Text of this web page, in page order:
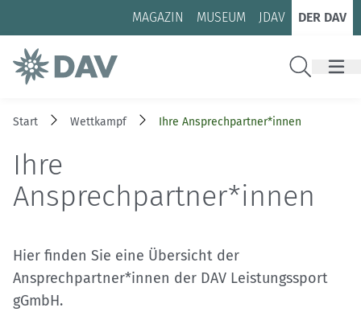
Zum Inhalt
Zur Footer-Navigation
MAGAZIN MUSEUM JDAV DER DAV
Start Wettkampf Ihre Ansprechpartner*innen
Ihre
Ansprechpartner*innen
Hier finden Sie eine Übersicht der
Ansprechpartner*innen der DAV Leistungssport
gGmbH.